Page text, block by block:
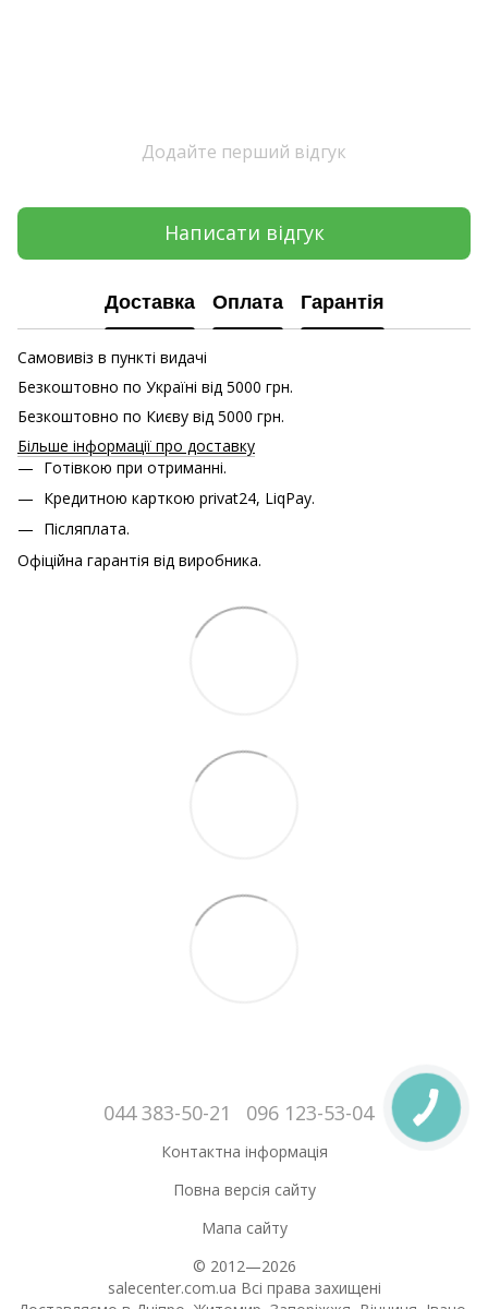
Додайте перший відгук
Написати відгук
Доставка Оплата Гарантія
Самовивіз в пункті видачі
Безкоштовно по Україні від 5000 грн.
Безкоштовно по Києву від 5000 грн.
Більше інформації про доставку
Готівкою при отриманні.
Кредитною карткою privat24, LiqPay.
Післяплата.
Офіційна гарантія від виробника.
044 383-50-21 096 123-53-04
Контактна інформація
Повна версія сайту
Мапа сайту
© 2012—2026
salecenter.com.ua Всі права захищені